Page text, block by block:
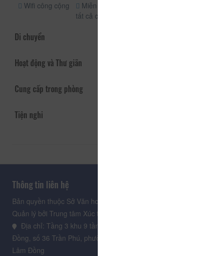
Wifi công cộng
Miễn phí wifi
tất cả các phòng
Di chuyển
Hoạt động và Thư giãn
Cung cấp trong phòng
Tiện nghi
Thông tin liên hệ
Bản quyền thuộc Sở Văn hoá, Thể thao và Du lịch Lâm Đồng.
Quản lý bởi Trung tâm Xúc tiến Du lịch Lâm Đồng
Địa chỉ: Tầng 3 khu 9 tầng, Trung tâm Hành chính tỉnh Lâm
Đồng, số 36 Trần Phú, phường Xuân Hương - Đà Lạt, tỉnh
Lâm Đồng